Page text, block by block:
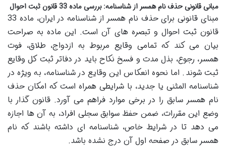
مبانی قانونی حذف نام همسر از شناسنامه: بررسی ماده 33 قانون ثبت احوال
مبنای قانونی برای حذف نام همسر از شناسنامه در ایران، ماده 33
قانون ثبت احوال و تبصره های آن است. این ماده به صراحت
بیان می کند که تمامی وقایع مربوط به ازدواج، طلاق، فوت
همسر، رجوع، بذل مدت و فسخ نکاح باید در دفاتر ثبت کل وقایع
ثبت شوند. اما نحوه انعکاس این وقایع در شناسنامه، به ویژه در
شناسنامه المثنی یا جدید، با شرایطی همراه است که امکان حذف
نام همسر سابق را در برخی موارد فراهم می آورد. قانون گذار با
وضع این مقررات، ضمن حفظ سوابق سجلی افراد، به آن ها اجازه
می دهد تا در شرایط خاص، شناسنامه ای داشته باشند که نام
همسر سابق در صفحه اول آن درج نشده باشد.